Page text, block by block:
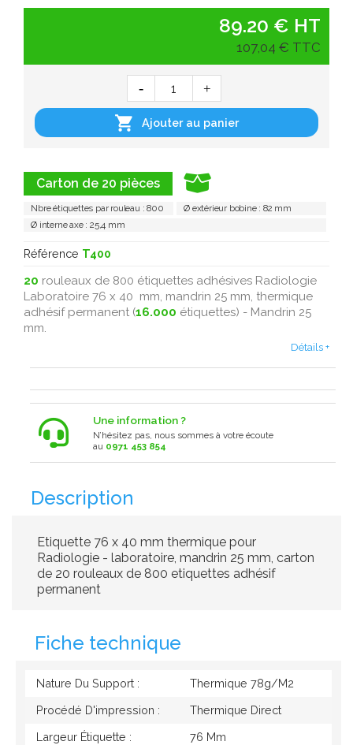
Carton de 20 pièces
Nbre étiquettes par rouleau : 800
Ø extérieur bobine : 82 mm
Ø interne axe : 25,4 mm
Référence T400
20 rouleaux de 800 étiquettes adhésives Radiologie
Laboratoire 76 x 40 mm, mandrin 25 mm, thermique
adhésif permanent (16.000 étiquettes) - Mandrin 25
mm.
Détails +
Une information ?
N’hésitez pas, nous sommes à votre écoute
au 0971 453 854
89.20 € HT
107,04 € TTC
 Ajouter au panier
Description
Etiquette 76 x 40 mm thermique pour
Radiologie - laboratoire, mandrin 25 mm, carton
de 20 rouleaux de 800 etiquettes adhésif
permanent
Fiche technique
Nature Du Support : Thermique 78g/M2
Procédé D'impression : Thermique Direct
Largeur Étiquette : 76 Mm